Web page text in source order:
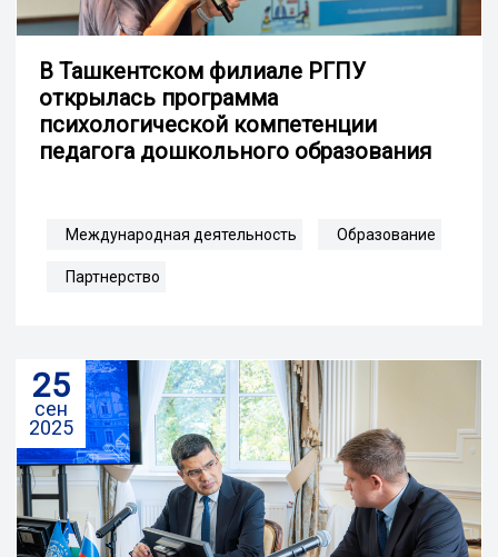
В Ташкентском филиале РГПУ
открылась программа
психологической компетенции
педагога дошкольного образования
Международная деятельность Образование
Партнерство
25
сен
2025